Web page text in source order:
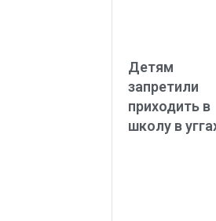
Детям
запретили
приходить в
школу в